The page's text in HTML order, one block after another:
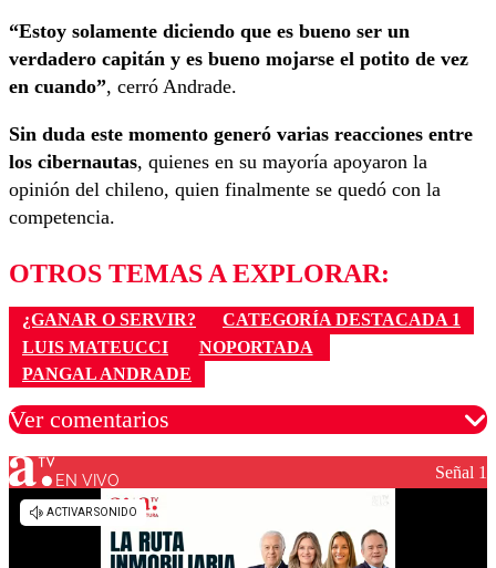
“Estoy solamente diciendo que es bueno ser un
verdadero capitán y es bueno mojarse el potito de vez
en cuando”, cerró Andrade.
Sin duda este momento generó varias reacciones entre
los cibernautas, quienes en su mayoría apoyaron la
opinión del chileno, quien finalmente se quedó con la
competencia.
OTROS TEMAS A EXPLORAR:
¿GANAR O SERVIR?
CATEGORÍA DESTACADA 1
LUIS MATEUCCI
NOPORTADA
PANGAL ANDRADE
Ver comentarios
Los comentarios son moderados para garantizar un
EN VIVO Señal 1